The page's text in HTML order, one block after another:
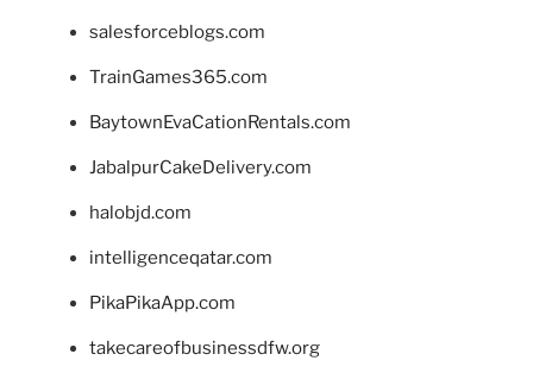
salesforceblogs.com
TrainGames365.com
BaytownEvaCationRentals.com
JabalpurCakeDelivery.com
halobjd.com
intelligenceqatar.com
PikaPikaApp.com
takecareofbusinessdfw.org